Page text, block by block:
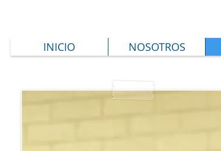
INICIO NOSOTROS